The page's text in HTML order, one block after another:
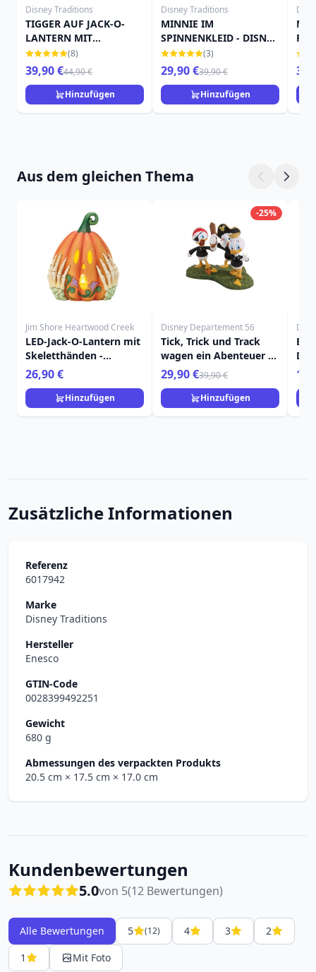
Disney Traditions
TIGGER AUF JACK-O-
LANTERN MIT
FLEDERMAUS - DISNEY
TRADITIONS
(8)
39,90 €44,90 €
Hinzufügen
Disney Traditions
MINNIE IM
SPINNENKLEID - DISNEY
TRADITIONS
(3)
29,90 €39,90 €
Hinzufügen
Aus dem gleichen Thema
Jim Shore Heartwood Creek
LED-Jack-O-Lantern mit
Skeletthänden -
HEARTWOOD CREEK
26,90 €
Hinzufügen
-25%
Disney Departement 56
Tick, Trick und Track
wagen ein Abenteuer –
Disney Village
29,90 €39,90 €
Hinzufügen
Zusätzliche Informationen
Referenz
6017942
Marke
Disney Traditions
Hersteller
Enesco
GTIN-Code
0028399492251
Gewicht
680 g
Abmessungen des verpackten Produkts
20.5 cm × 17.5 cm × 17.0 cm
Kundenbewertungen
5.0von 5(12 Bewertungen)
Alle Bewertungen 5 (12) 4 3
2
1
Mit Foto